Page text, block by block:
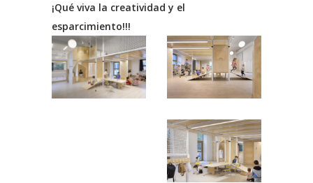
¡Qué viva la creatividad y el
esparcimiento!!!